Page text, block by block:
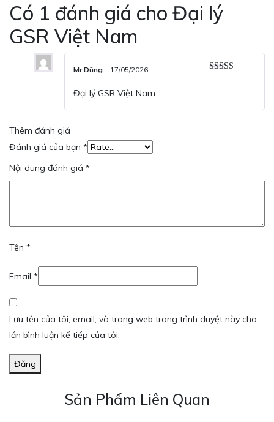
Có 1 đánh giá cho Đại lý
GSR Việt Nam
Mr Dũng – 17/05/2026
Đại lý GSR Việt Nam
Thêm đánh giá
Đánh giá của bạn *
Nội dung đánh giá *
Tên *
Email *
Lưu tên của tôi, email, và trang web trong trình duyệt này cho
lần bình luận kế tiếp của tôi.
Đăng
Sản Phẩm Liên Quan